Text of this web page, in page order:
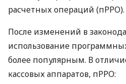
расчетных операций (пРРО).
После изменений в
использование
более популярным. В
кассовых аппаратов, пРРО: